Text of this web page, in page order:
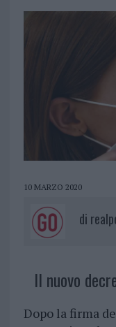
10 MARZO 2020
di
Il nuovo
Dopo la firma